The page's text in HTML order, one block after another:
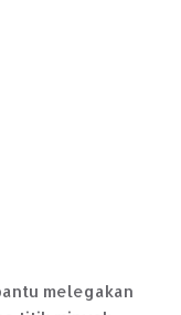
melegakan